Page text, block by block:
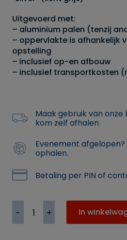
Uitgevoerd met:
– aluminium palen (tenzij
– oppervlakte is afhankelijk
opstelling
– inclusief op-en afbouw
– inclusief transportkosten
Maak gebruik van
kom zelf afhalen
Evenement
ophalen.
Betaling per PIN of
Flextent
10
x
In